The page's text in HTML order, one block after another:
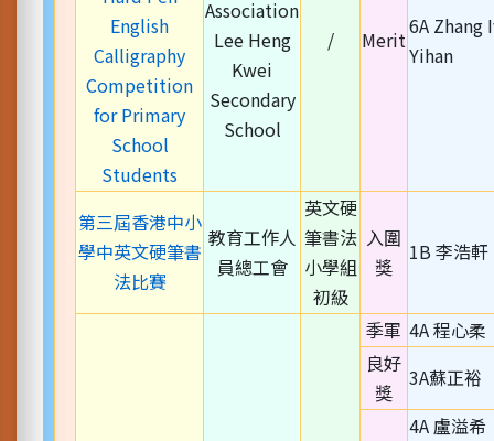
English
Calligraphy
Competition
for Primary
School
Students
Association
Lee Heng
Kwei
Secondary
School
/ Merit
6A Zhang
Yihan
第三屆香港中小
學中英文硬筆書
法比賽
教育工作人
員總工會
英文硬
筆書法
小學組
初級
入圍
獎
1B 李浩軒
季軍 4A 程心柔
良好
獎
3A蘇正裕
4A 盧溢希